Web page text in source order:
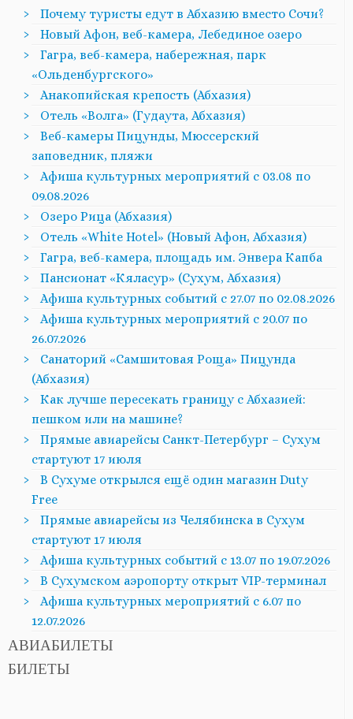
Почему туристы едут в Абхазию вместо Сочи?
Новый Афон, веб-камера, Лебединое озеро
Гагра, веб-камера, набережная, парк
«Ольденбургского»
Анакопийская крепость (Абхазия)
Отель «Волга» (Гудаута, Абхазия)
Веб-камеры Пицунды, Мюссерский
заповедник, пляжи
Афиша культурных мероприятий с 03.08 по
09.08.2026
Озеро Рица (Абхазия)
Отель «White Hotel» (Новый Афон, Абхазия)
Гагра, веб-камера, площадь им. Энвера Капба
Пансионат «Кяласур» (Сухум, Абхазия)
Афиша культурных событий с 27.07 по 02.08.2026
Афиша культурных мероприятий с 20.07 по
26.07.2026
Санаторий «Самшитовая Роща» Пицунда
(Абхазия)
Как лучше пересекать границу с Абхазией:
пешком или на машине?
Прямые авиарейсы Санкт-Петербург – Сухум
стартуют 17 июля
В Сухуме открылся ещё один магазин Duty
Free
Прямые авиарейсы из Челябинска в Сухум
стартуют 17 июля
Афиша культурных событий с 13.07 по 19.07.2026
В Сухумском аэропорту открыт VIP-терминал
Афиша культурных мероприятий с 6.07 по
12.07.2026
АВИАБИЛЕТЫ
БИЛЕТЫ